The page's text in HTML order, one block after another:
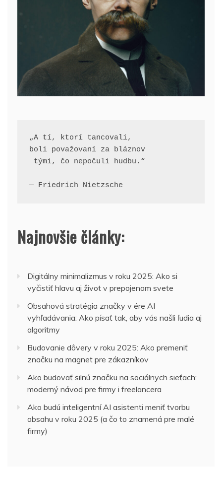
„A tí, ktorí tancovali,
boli považovaní za bláznov
tými, čo nepočuli hudbu.“
— Friedrich Nietzsche
Najnovšie články:
Digitálny minimalizmus v roku 2025: Ako si
vyčistiť hlavu aj život v prepojenom svete
Obsahová stratégia značky v ére AI
vyhľadávania: Ako písať tak, aby vás našli ľudia aj
algoritmy
Budovanie dôvery v roku 2025: Ako premeniť
značku na magnet pre zákazníkov
Ako budovať silnú značku na sociálnych sieťach:
moderný návod pre firmy i freelancera
Ako budú inteligentní AI asistenti meniť tvorbu
obsahu v roku 2025 (a čo to znamená pre malé
firmy)